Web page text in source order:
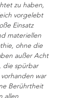
zu haben,
vorgelebt
Einsatz
materiellen
ohne die
außer Acht
die spürbar
war
Berührtheit
allen